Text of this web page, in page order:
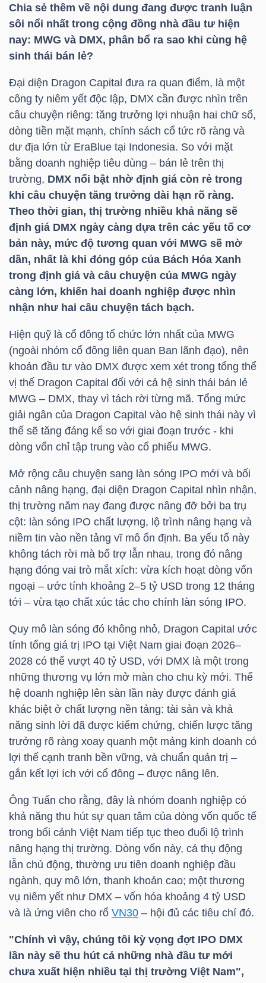
Chia sẻ thêm về nội dung đang được tranh luận
sôi nổi nhất trong cộng đồng nhà đầu tư hiện
nay: MWG và DMX, phân bổ ra sao khi cùng hệ
sinh thái bán lẻ?
Đại diện Dragon Capital đưa ra quan điểm, là một
công ty niêm yết độc lập, DMX cần được nhìn trên
câu chuyện riêng: tăng trưởng lợi nhuận hai chữ số,
dòng tiền mặt mạnh, chính sách cổ tức rõ ràng và
dư địa lớn từ EraBlue tại Indonesia. So với mặt
bằng doanh nghiệp tiêu dùng – bán lẻ trên thị
trường, DMX nổi bật nhờ định giá còn rẻ trong
khi câu chuyện tăng trưởng dài hạn rõ ràng.
Theo thời gian, thị trường nhiều khả năng sẽ
định giá DMX ngày càng dựa trên các yếu tố cơ
bản này, mức độ tương quan với MWG sẽ mờ
dần, nhất là khi đóng góp của Bách Hóa Xanh
trong định giá và câu chuyện của MWG ngày
càng lớn, khiến hai doanh nghiệp được nhìn
nhận như hai câu chuyện tách bạch.
Hiện quỹ là cổ đông tổ chức lớn nhất của MWG
(ngoài nhóm cổ đông liên quan Ban lãnh đạo), nên
khoản đầu tư vào DMX được xem xét trong tổng thể
vị thế Dragon Capital đối với cả hệ sinh thái bán lẻ
MWG – DMX, thay vì tách rời từng mã. Tổng mức
giải ngân của Dragon Capital vào hệ sinh thái này vì
thế sẽ tăng đáng kể so với giai đoạn trước - khi
dòng vốn chỉ tập trung vào cổ phiếu MWG.
Mở rộng câu chuyện sang làn sóng IPO mới và bối
cảnh nâng hạng, đại diện Dragon Capital nhìn nhận,
thị trường năm nay đang được nâng đỡ bởi ba trụ
cột: làn sóng IPO chất lượng, lộ trình nâng hạng và
niềm tin vào nền tảng vĩ mô ổn định. Ba yếu tố này
không tách rời mà bổ trợ lẫn nhau, trong đó nâng
hạng đóng vai trò mắt xích: vừa kích hoạt dòng vốn
ngoại – ước tính khoảng 2–5 tỷ USD trong 12 tháng
tới – vừa tạo chất xúc tác cho chính làn sóng IPO.
Quy mô làn sóng đó không nhỏ, Dragon Capital ước
tính tổng giá trị IPO tại Việt Nam giai đoạn 2026–
2028 có thể vượt 40 tỷ USD, với DMX là một trong
những thương vụ lớn mở màn cho chu kỳ mới. Thế
hệ doanh nghiệp lên sàn lần này được đánh giá
khác biệt ở chất lượng nền tảng: tài sản và khả
năng sinh lời đã được kiểm chứng, chiến lược tăng
trưởng rõ ràng xoay quanh một mảng kinh doanh có
lợi thế cạnh tranh bền vững, và chuẩn quản trị –
gắn kết lợi ích với cổ đông – được nâng lên.
Ông Tuấn cho rằng, đây là nhóm doanh nghiệp có
khả năng thu hút sự quan tâm của dòng vốn quốc tế
trong bối cảnh Việt Nam tiếp tục theo đuổi lộ trình
nâng hạng thị trường. Dòng vốn này, cả thụ động
lẫn chủ động, thường ưu tiên doanh nghiệp đầu
ngành, quy mô lớn, thanh khoản cao; một thương
vụ niêm yết như DMX – vốn hóa khoảng 4 tỷ USD
và là ứng viên cho rổ VN30 – hội đủ các tiêu chí đó.
"Chính vì vậy, chúng tôi kỳ vọng đợt IPO DMX
lần này sẽ thu hút cả những nhà đầu tư mới
chưa xuất hiện nhiều tại thị trường Việt Nam",
giả
(-)
Báo
cáo
phân
tích
(-)
Thuật
ngữ
(-)
Dịch
vụ
(-)
tạo
Sách
tài
chính
Công
cụ
đầu
tư
Truyền
thông
tài
chính
Dữ
tài
chính